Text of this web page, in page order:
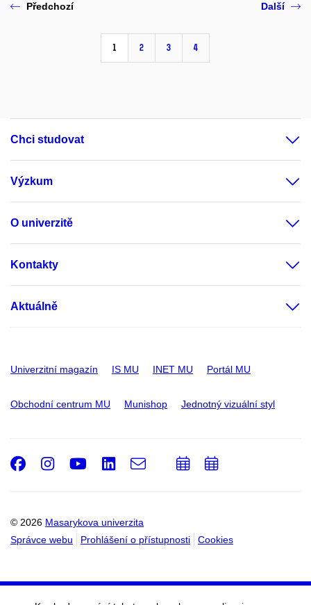
Předchozí
1 2 3 4
Další
Chci studovat
Výzkum
O univerzitě
Kontakty
Aktuálně
Univerzitní magazín IS MU INET MU Portál MU
Obchodní centrum MU Munishop Jednotný vizuální styl
© 2026 Masarykova univerzita
Správce webu
Prohlášení o přístupnosti Cookies
Facebook
Instagram
Youtube
LinkedIn
e-
PřidatPřidat